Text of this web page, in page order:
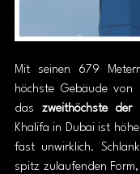
Mit seinen 679
höchste Gebäude von
das zweithöchste der
Khalifa in Dubai ist
fast unwirklich.
spitz zulaufenden